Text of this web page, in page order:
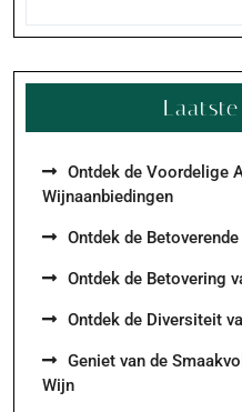
Ontdek de Voordelige
Wijnaanbiedingen
Ontdek de
Ontdek de Betovering
Ontdek de Diversiteit
Geniet van de
Wijn